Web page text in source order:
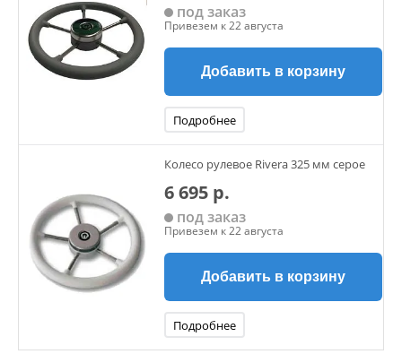
под заказ
Привезем к 22 августа
Добавить в корзину
Подробнее
Колесо рулевое Rivera 325 мм серое
6 695 р.
под заказ
Привезем к 22 августа
Добавить в корзину
Подробнее